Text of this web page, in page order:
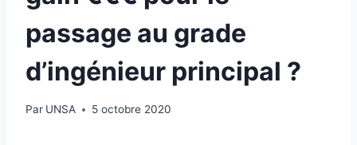
passage au grade
d’ingénieur principal ?
Par UNSA 5 octobre 2020